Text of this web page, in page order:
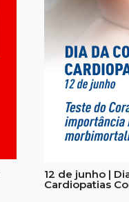
12 de junho |
Cardiopatias